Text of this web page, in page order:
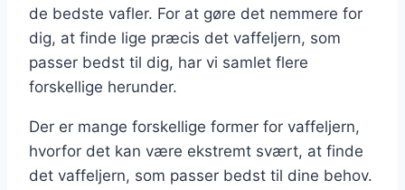
de bedste vafler. For at gøre det nemmere for
dig, at finde lige præcis det vaffeljern, som
passer bedst til dig, har vi samlet flere
forskellige herunder.
Der er mange forskellige former for vaffeljern,
hvorfor det kan være ekstremt svært, at finde
det vaffeljern, som passer bedst til dine behov.